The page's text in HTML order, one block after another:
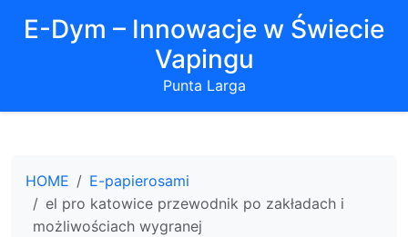
E-Dym – Innowacje w Świecie
Vapingu
Punta Larga
HOME
E-papierosami
el pro katowice przewodnik po zakładach i
możliwościach wygranej